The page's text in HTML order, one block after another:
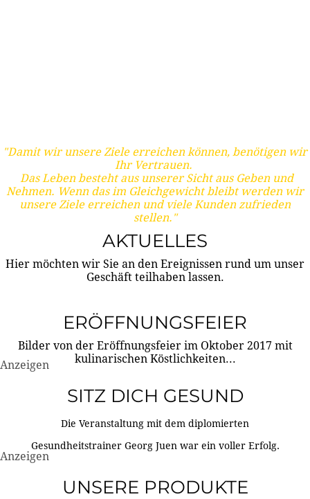
"Damit wir unsere Ziele erreichen können, benötigen wir
Ihr Vertrauen.
Das Leben besteht aus unserer Sicht aus Geben und
Nehmen. Wenn das im Gleichgewicht bleibt werden wir
unsere Ziele erreichen und viele Kunden zufrieden
stellen."
AKTUELLES
Hier möchten wir Sie an den Ereignissen rund um unser
Geschäft teilhaben lassen.
ERÖFFNUNGSFEIER
Bilder von der Eröffnungsfeier im Oktober 2017 mit
kulinarischen Köstlichkeiten...
Anzeigen
SITZ DICH GESUND
Die Veranstaltung mit dem diplomierten
Gesundheitstrainer Georg Juen war ein voller Erfolg.
Anzeigen
UNSERE PRODUKTE